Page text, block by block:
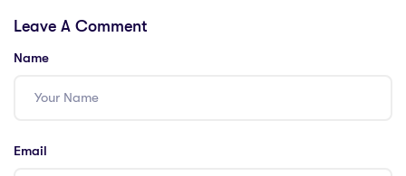
Leave A Comment
Name
Email